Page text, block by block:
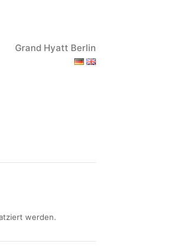
Grand Hyatt Berlin
werden.